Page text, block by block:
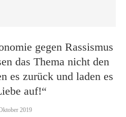
gegen Rassismus
das Thema nicht den
es zurück und laden es
auf!“
2019